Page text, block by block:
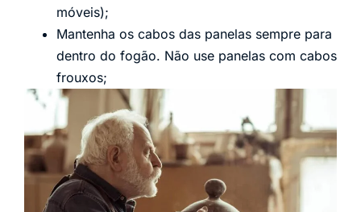
móveis);
Mantenha os cabos das panelas sempre para
dentro do fogão. Não use panelas com cabos
frouxos;